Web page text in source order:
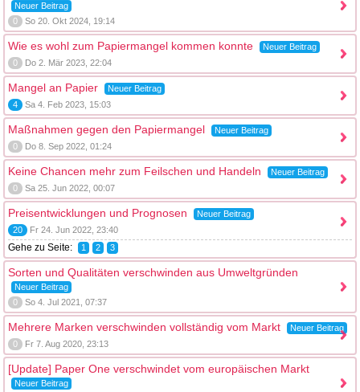
Neuer Beitrag
0
So 20. Okt 2024, 19:14
Wie es wohl zum Papiermangel kommen konnte
Neuer Beitrag
0
Do 2. Mär 2023, 22:04
Mangel an Papier
Neuer Beitrag
4
Sa 4. Feb 2023, 15:03
Maßnahmen gegen den Papiermangel
Neuer Beitrag
0
Do 8. Sep 2022, 01:24
Keine Chancen mehr zum Feilschen und Handeln
Neuer Beitrag
0
Sa 25. Jun 2022, 00:07
Preisentwicklungen und Prognosen
Neuer Beitrag
20
Fr 24. Jun 2022, 23:40
Gehe zu Seite: 1 2 3
Sorten und Qualitäten verschwinden aus Umweltgründen
Neuer Beitrag
0
So 4. Jul 2021, 07:37
Mehrere Marken verschwinden vollständig vom Markt
Neuer Beitrag
0
Fr 7. Aug 2020, 23:13
[Update] Paper One verschwindet vom europäischen Markt
Neuer Beitrag